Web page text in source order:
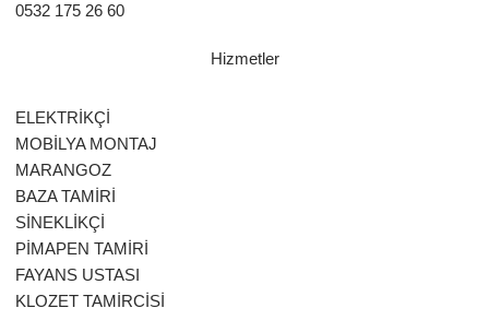
0532 175 26 60
Hizmetler
ELEKTRİKÇİ
MOBİLYA MONTAJ
MARANGOZ
BAZA TAMİRİ
SİNEKLİKÇİ
PİMAPEN TAMİRİ
FAYANS USTASI
KLOZET TAMİRCİSİ